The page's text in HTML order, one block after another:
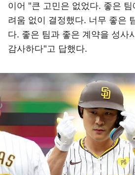
이어 "큰 고민은 없었다. 좋은
려움 없이 결정했다. 너무 좋은
다. 좋은 팀과 좋은 계약을 성사
감사하다"고 답했다.